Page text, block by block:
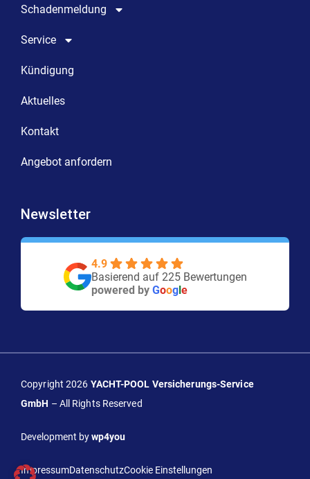
Schadenmeldung
Service
Kündigung
Aktuelles
Kontakt
Angebot anfordern
Newsletter
4.9
Basierend auf 225 Bewertungen
powered by Google
Copyright 2026 YACHT-POOL Versicherungs-Service
GmbH – All Rights Reserved
Development bywp4you
ImpressumDatenschutzCookie Einstellungen